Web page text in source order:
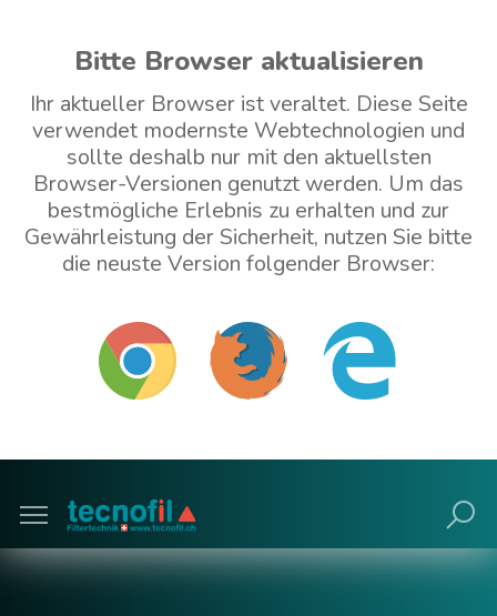
Bitte Browser aktualisieren
Ihr aktueller Browser ist veraltet. Diese Seite
verwendet modernste Webtechnologien und
sollte deshalb nur mit den aktuellsten
Browser-Versionen genutzt werden. Um das
bestmögliche Erlebnis zu erhalten und zur
Gewährleistung der Sicherheit, nutzen Sie bitte
die neuste Version folgender Browser:
Mit veraltetem Browser weitermachen (nicht